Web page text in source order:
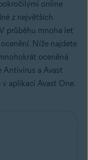
online
z největších
průběhu mnoha let
Níže najdete
oceněná
Antivirus a Avast
aplikaci Avast One.